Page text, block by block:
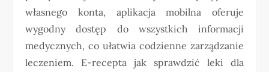
własnego konta, aplikacja mobilna oferuje
wygodny dostęp do wszystkich informacji
medycznych, co ułatwia codzienne zarządzanie
leczeniem. E-recepta jak sprawdzić leki dla